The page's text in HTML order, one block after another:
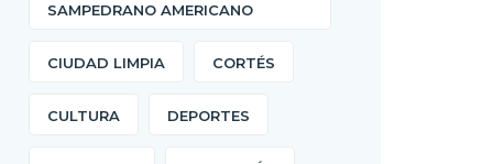
SAMPEDRANO AMERICANO
CIUDAD LIMPIA CORTÉS
CULTURA DEPORTES